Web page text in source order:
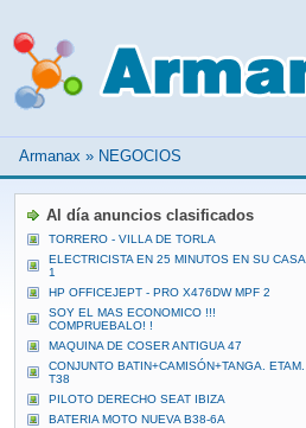
Armanax » NEGOCIOS
Al día anuncios clasificados
TORRERO - VILLA DE TORLA
ELECTRICISTA EN 25 MINUTOS EN SU CASA
1
HP OFFICEJEPT - PRO X476DW MPF 2
SOY EL MAS ECONOMICO !!!
COMPRUEBALO! !
MAQUINA DE COSER ANTIGUA 47
CONJUNTO BATIN+CAMISÓN+TANGA. ETAM.
T38
PILOTO DERECHO SEAT IBIZA
BATERIA MOTO NUEVA B38-6A